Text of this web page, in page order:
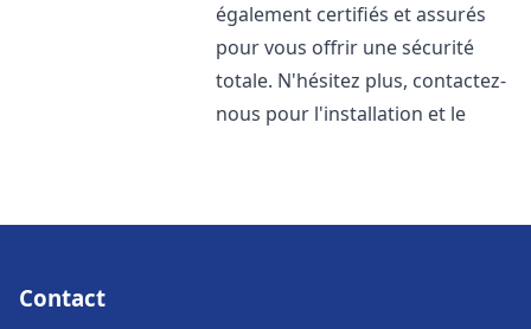
également certifiés et assurés
pour vous offrir une sécurité
totale. N'hésitez plus, contactez-
nous pour l'installation et le
Contact